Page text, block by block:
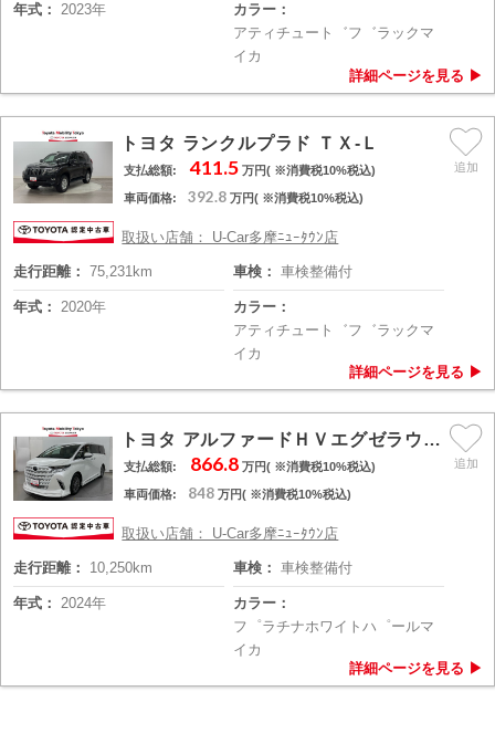
年式： 2023年
カラー：
アティチュート゛フ゛ラックマ
イカ
トヨタ ランクルプラド ＴＸ-Ｌ
支払総額: 411.5万円( ※消費税10%税込)
車両価格: 392.8 万円( ※消費税10%税込)
取扱い店舗： U-Car多摩ﾆｭｰﾀｳﾝ店
走行距離： 75,231km 車検： 車検整備付
年式： 2020年
カラー：
アティチュート゛フ゛ラックマ
イカ
トヨタ アルファードＨＶエグゼラウンジ
支払総額: 866.8万円( ※消費税10%税込)
車両価格: 848 万円( ※消費税10%税込)
取扱い店舗： U-Car多摩ﾆｭｰﾀｳﾝ店
走行距離： 10,250km 車検： 車検整備付
年式： 2024年
カラー：
フ゜ラチナホワイトハ゜ールマ
イカ